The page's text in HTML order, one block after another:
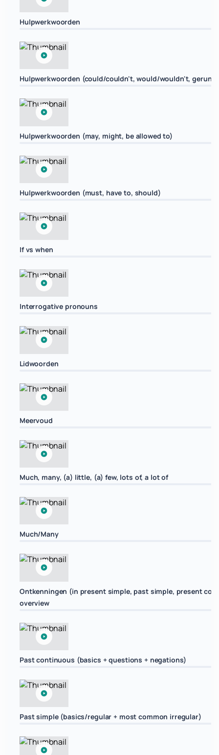
Hulpwerkwoorden
Hulpwerkwoorden (could/couldn't, would/wouldn't, gerund
Hulpwerkwoorden (may, might, be allowed to)
Hulpwerkwoorden (must, have to, should)
If vs when
Interrogative pronouns
Lidwoorden
Meervoud
Much, many, (a) little, (a) few, lots of, a lot of
Much/Many
Ontkenningen (in present simple, past simple, present
overview
Past continuous (basics + questions + negations)
Past simple (basics/regular + most common irregular)